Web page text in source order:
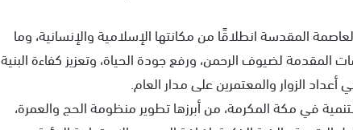
المقدسة انطلاقًا من مكانتها الإسلامية والإنسانية، وما
لضيوف الرحمن، ورفع جودة الحياة، وتعزيز كفاءة البنية
أعداد الزوار والمعتمرين على مدار العام.
في مكة المكرمة، من أبرزها تطوير منظومة الحج والعمرة،